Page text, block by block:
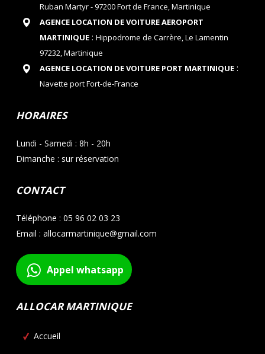
Ruban Martyr - 97200 Fort de France, Martinique
AGENCE LOCATION DE VOITURE AEROPORT
MARTINIQUE: Hippodrome de Carrère, Le Lamentin
97232, Martinique
AGENCE LOCATION DE VOITURE PORT MARTINIQUE:
Navette port Fort-de-France
HORAIRES
Lundi - Samedi : 8h - 20h
Dimanche : sur réservation
CONTACT
Téléphone : 05 96 02 03 23
Email : allocarmartinique@gmail.com
Appel whatsapp
ALLOCAR MARTINIQUE
Accueil